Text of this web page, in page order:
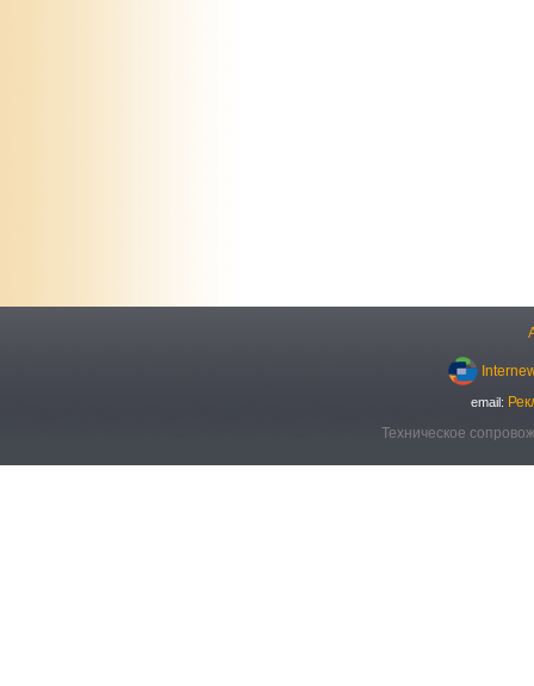
email:
Техническое